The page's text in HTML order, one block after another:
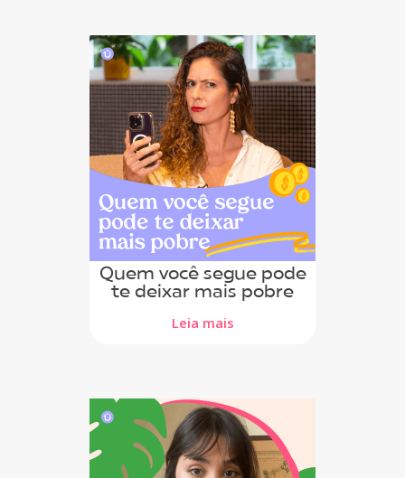
Quem você segue pode
te deixar mais pobre
Leia mais